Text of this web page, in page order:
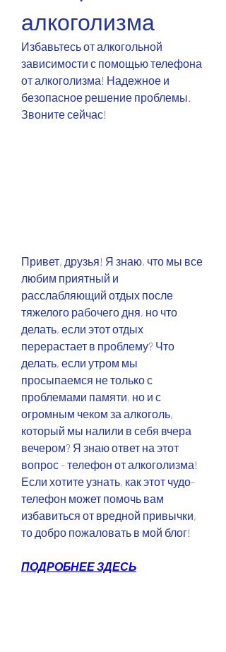
алкоголизма
Избавьтесь от алкогольной
зависимости с помощью телефона
от алкоголизма! Надежное и
безопасное решение проблемы.
Звоните сейчас!
Привет, друзья! Я знаю, что мы все
любим приятный и
расслабляющий отдых после
тяжелого рабочего дня, но что
делать, если этот отдых
перерастает в проблему? Что
делать, если утром мы
просыпаемся не только с
проблемами памяти, но и с
огромным чеком за алкоголь,
который мы налили в себя вчера
вечером? Я знаю ответ на этот
вопрос - телефон от алкоголизма!
Если хотите узнать, как этот чудо-
телефон может помочь вам
избавиться от вредной привычки,
то добро пожаловать в мой блог!
ПОДРОБНЕЕ ЗДЕСЬ